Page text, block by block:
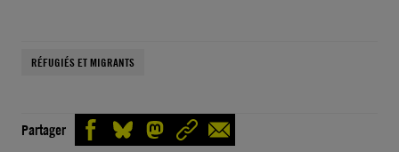
RÉFUGIÉS ET MIGRANTS
Partager